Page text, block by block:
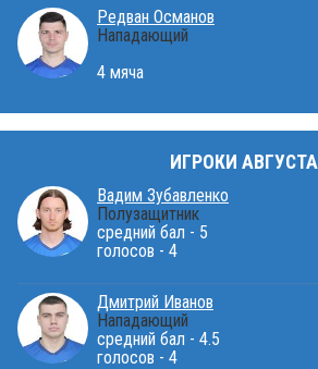
Редван Османов
Нападающий
4 мяча
ИГРОКИ АВГУСТА
Вадим Зубавленко
Полузащитник
средний бал - 5
голосов - 4
Дмитрий Иванов
Нападающий
средний бал - 4.5
голосов - 4